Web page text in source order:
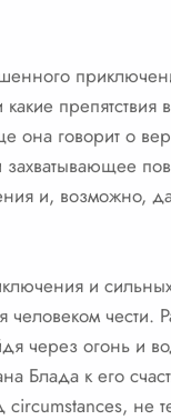
препятствия
она говорит о
и, возможно,
и
человеком
через огонь и
Блада к его
не